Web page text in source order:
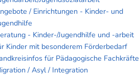
/ Einrichtungen - Kinder- und
- Kinder-/Jugendhilfe und -arbeit
Kinder mit besonderem Förderbedarf
für Pädagogische Fachkräfte
/ Asyl / Integration